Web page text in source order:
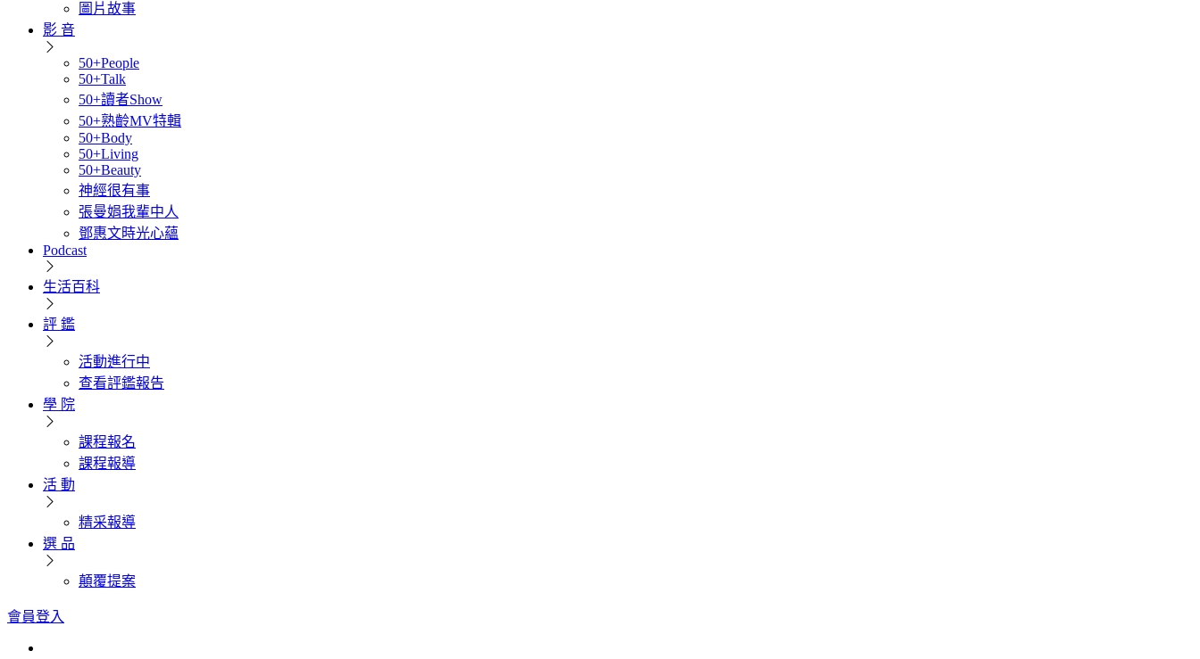
圖片故事
影 音
50+People
50+Talk
50+讀者Show
50+熟齡MV特輯
50+Body
50+Living
50+Beauty
神經很有事
張曼娟我輩中人
鄧惠文時光心蘊
Podcast
生活百科
評 鑑
活動進行中
查看評鑑報告
學 院
課程報名
課程報導
活 動
精采報導
選 品
顛覆提案
會員登入